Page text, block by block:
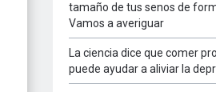
tamaño de tus senos de
Vamos a averiguar
La ciencia dice que comer
puede ayudar a aliviar la